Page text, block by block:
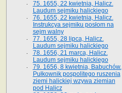
75. 1655, 22 kwietnia, Halicz.
Laudum sejmiku halickiego
76. 1655, 22 kwietnia, Halicz.
Instrukcya sejmiku posłom na
sejm walny
77. 1655, 28 lipca, Halicz.
Laudum sejmiku halickiego
78. 1656, 21 marca, Halicz.
Laudum sejmiku halickiego
79. 1656, 8 kwietnia, Babuchów.
Pułkownik pospolitego ruszenia
ziemi halickiej wzywa ziemian
pod Halicz